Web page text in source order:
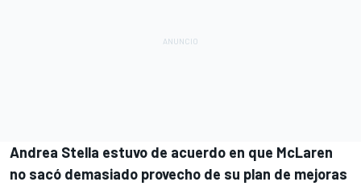
Andrea Stella estuvo de acuerdo en que McLaren
no sacó demasiado provecho de su plan de mejoras